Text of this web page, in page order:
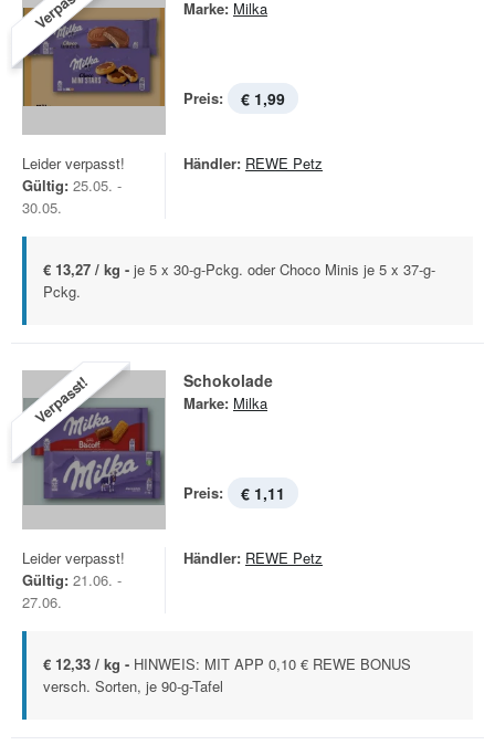
Marke: Milka
Preis: € 1,99
Leider verpasst!
Gültig: 25.05. -
30.05.
Händler: REWE Petz
€ 13,27 / kg - je 5 x 30-g-Pckg. oder Choco Minis je 5 x 37-g-
Pckg.
Verpasst! Schokolade
Marke: Milka
Preis: € 1,11
Leider verpasst!
Gültig: 21.06. -
27.06.
Händler: REWE Petz
€ 12,33 / kg - HINWEIS: MIT APP 0,10 € REWE BONUS
versch. Sorten, je 90-g-Tafel